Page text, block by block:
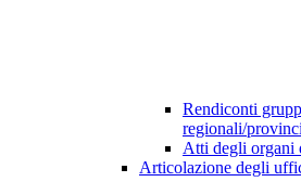
Rendiconti
regionali/
Atti degli organi
Articolazione degli